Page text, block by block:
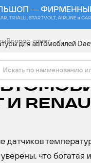
—
TRIALLI, STARTVOLT, AIRLINE и
Вопрос-ответ
для автомобилей
И
датчиков
что богатая